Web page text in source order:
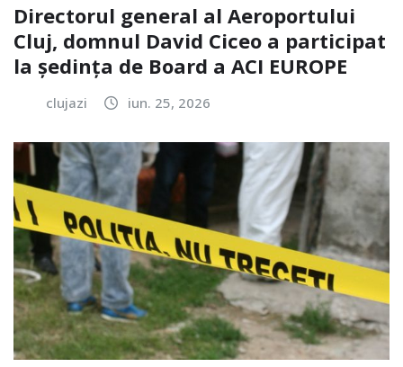
Directorul general al Aeroportului
Cluj, domnul David Ciceo a participat
la ședința de Board a ACI EUROPE
clujazi iun. 25, 2026